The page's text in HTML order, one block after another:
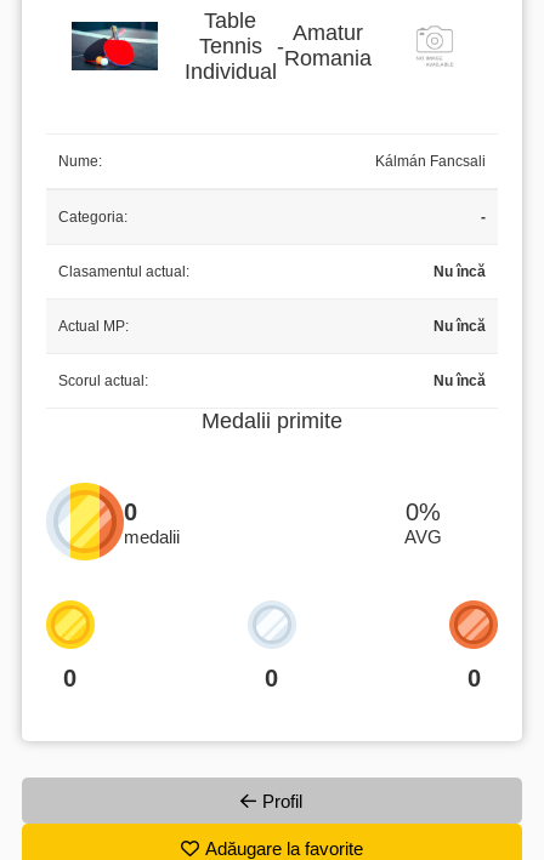
Table
Tennis
Individual
-
Amatur
Romania
Nume: Kálmán Fancsali
Categoria: -
Clasamentul actual: Nu încă
Actual MP: Nu încă
Scorul actual: Nu încă
Medalii primite
0
medalii
0%
AVG
0 0 0
Profil
Adăugare la favorite